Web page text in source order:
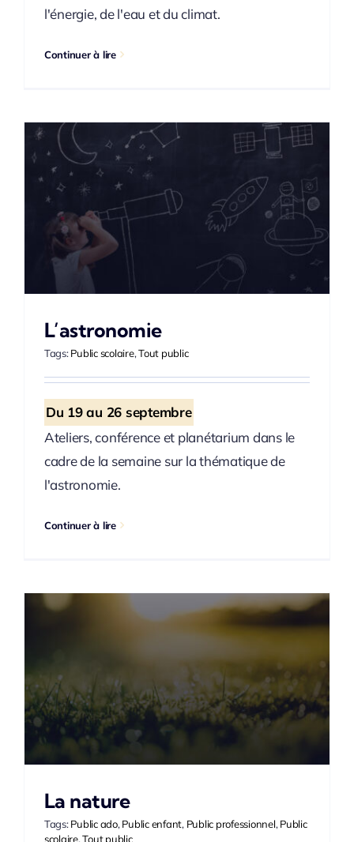
l'énergie, de l'eau et du climat.
Continuer à lire
L’astronomie
Tags:Public scolaire,Tout public
Du 19 au 26 septembre
Ateliers, conférence et planétarium dans le
cadre de la semaine sur la thématique de
l'astronomie.
Continuer à lire
La nature
Tags:Public ado, Public enfant, Public professionnel, Public
scolaire,Tout public